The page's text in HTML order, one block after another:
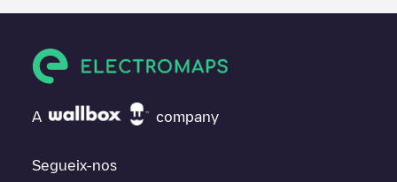
A company
Segueix-nos